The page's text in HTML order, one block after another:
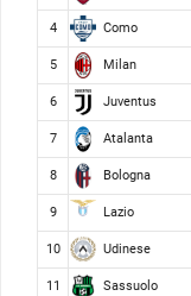
4 Como
5 Milan
6 Juventus
7 Atalanta
8 Bologna
9 Lazio
10 Udinese
11 Sassuolo